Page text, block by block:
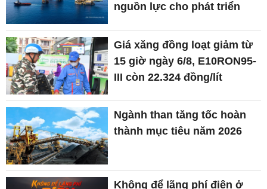
nguồn lực cho phát triển
Giá xăng đồng loạt giảm từ
15 giờ ngày 6/8, E10RON95-
III còn 22.324 đồng/lít
Ngành than tăng tốc hoàn
thành mục tiêu năm 2026
Không để lãng phí điện ở